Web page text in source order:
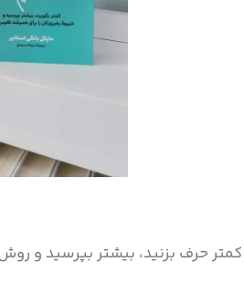
حرف بزنید، بیشتر بپرسید و